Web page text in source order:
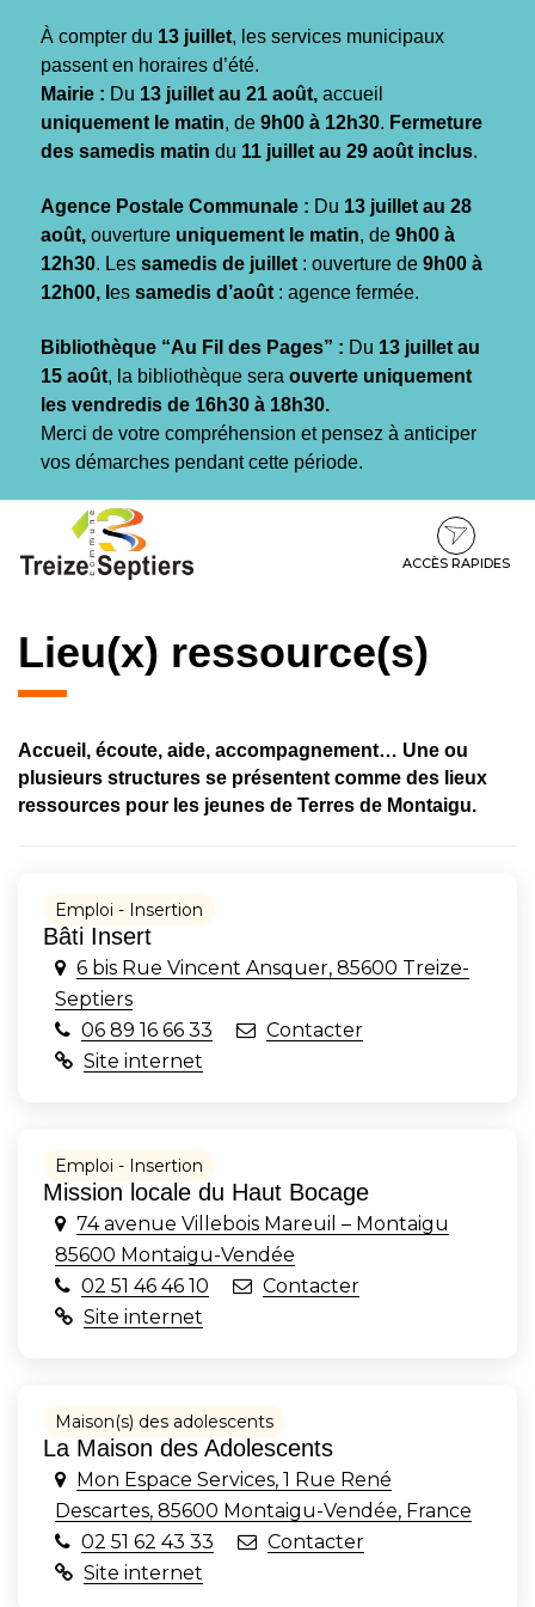
À compter du 13 juillet, les services municipaux
passent en horaires d’été.
Mairie : Du 13 juillet au 21 août, accueil
uniquement le matin, de 9h00 à 12h30. Fermeture
des samedis matin du 11 juillet au 29 août inclus.
Agence Postale Communale : Du 13 juillet au 28
août, ouverture uniquement le matin, de 9h00 à
12h30. Les samedis de juillet : ouverture de 9h00 à
12h00, l es samedis d’août : agence fermée.
Bibliothèque “Au Fil des Pages” : Du 13 juillet au
15 août, la bibliothèque sera ouverte uniquement
les vendredis de 16h30 à 18h30.
Merci de votre compréhension et pensez à anticiper
vos démarches pendant cette période.
contenu
pied
ACCÈS RAPIDES
Lieu(x) ressource(s)
Accueil, écoute, aide, accompagnement… Une ou
plusieurs structures se présentent comme des lieux
ressources pour les jeunes de Terres de Montaigu.
Emploi - Insertion
Bâti Insert
6 bis Rue Vincent Ansquer, 85600 Treize-
Septiers
06 89 16 66 33
Contacter
Site internet
Emploi - Insertion
Mission locale du Haut Bocage
74 avenue Villebois Mareuil – Montaigu
85600 Montaigu-Vendée
02 51 46 46 10
Contacter
Site internet
Maison(s) des adolescents
La Maison des Adolescents
Mon Espace Services, 1 Rue René
Descartes, 85600 Montaigu-Vendée, France
02 51 62 43 33
Contacter
Site internet